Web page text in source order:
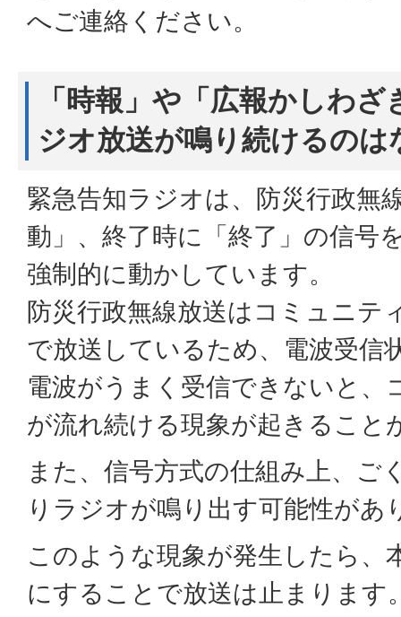
へご連絡ください。
「時報」や「広報かしわ
ジオ放送が鳴り続けるのは
緊急告知ラジオは、防災行政無
動」、終了時に「終了」の信号
強制的に動かしています。
防災行政無線放送はコミュニテ
で放送しているため、電波受信
電波がうまく受信できないと、
が流れ続ける現象が起きること
また、信号方式の仕組み上、ご
りラジオが鳴り出す可能性があ
このような現象が発生したら、
にすることで放送は止まります